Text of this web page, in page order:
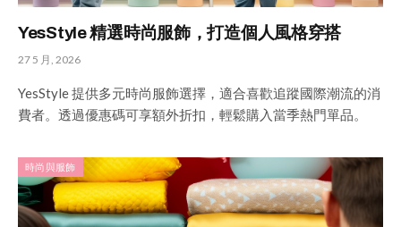
YesStyle 精選時尚服飾，打造個人風格穿搭
27 5 月, 2026
YesStyle 提供多元時尚服飾選擇，適合喜歡追蹤國際潮流的消
費者。透過優惠碼可享額外折扣，輕鬆購入當季熱門單品。
時尚與服飾